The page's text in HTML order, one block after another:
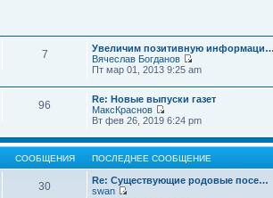
б
щ
е
н
ю
у
с
о
о
щ
е
н
и
е
д
н
е
у
с
о
о
щ
н
ю
п
о
с
л
д
н
е
м
с
о
о
щ
т
и
п
л
д
е
м
у
с
7
Увеличим позитивную информаци…
Вячеслав Богданов
П
р
е
т
к
п
о
л
Пт мар 01, 2013 9:25 am
96
Re: Новые выпуски газет
МаксКраснов
П
р
е
й
т
и
Вт фев 26, 2019 6:24 pm
СООБЩЕНИЯ ПОСЛЕДНЕЕ СООБЩЕНИЕ
30
Re: Существующие родовые посе…
swan